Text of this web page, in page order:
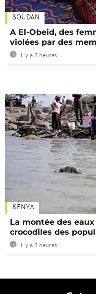
SOUDAN
A El-Obeid, des
violées par des
Il y a 3 heures
KENYA
La montée des
crocodiles des
Il y a 3 heures